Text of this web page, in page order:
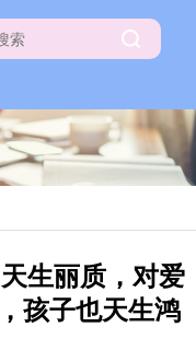
生丽质，对爱
孩子也天生鸿